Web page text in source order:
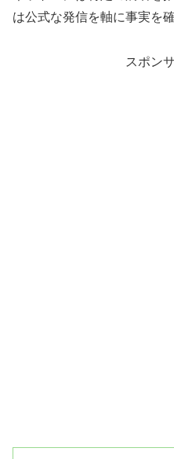
は公式な発信を軸に事実を
スポン